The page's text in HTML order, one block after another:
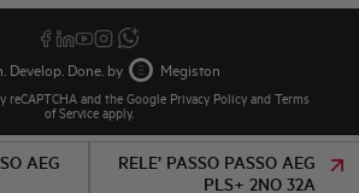
AEG
RELE’ PASSO PASSO AEG
PLS+ 2NO 32A
Develop. Done. by Megiston
and the Google Privacy Policy and Terms
of Service apply.